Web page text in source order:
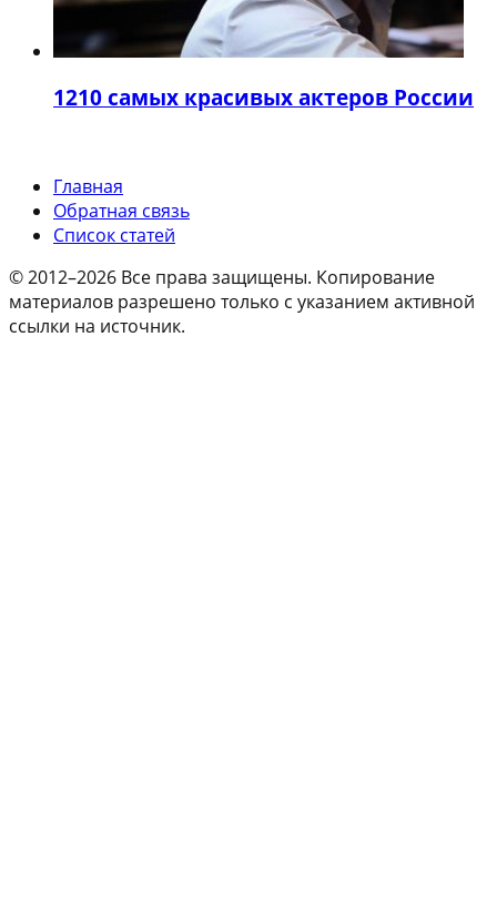
1210 самых красивых актеров России
Главная
Обратная связь
Список статей
© 2012–2026 Все права защищены. Копирование
материалов разрешено только с указанием активной
ссылки на источник.